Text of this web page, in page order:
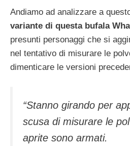
Andiamo ad analizzare a
variante di questa bufala
presunti personaggi che si
nel tentativo di misurare le
dimenticare le versioni
“Stanno girando per
scusa di misurare le
aprite sono armati.